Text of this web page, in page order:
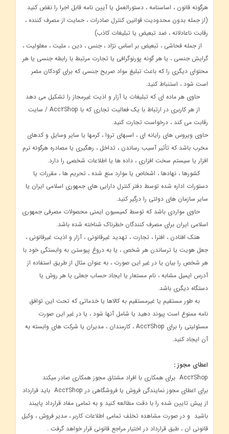
هرگونه قانون ، اساسنامه ، دستورالعمل یا آیین نامه قابل اجرا را نقض کنید
(از جمله بدون محدودیت قوانین کنترل صادرات ، حمایت از مصرف کننده ،
رقابت ناعادلانه ، ضد تبعیض یا تبلیغات کاذب)
از جمله فحاشی ، تبعیض بر اساس نژاد ، جنس ، دین ، ملیت ، معلولیت ،
گرایش جنسی ، یا هر گونه پورنوگرافی یا تجارت مرتبط با رابطه جنسی یا هر
محتوای دیگری را که باعث تبلیغ مواد صریح جنسی که برای کودکان مضر
است شود ، استنباط کنید.
حاوی هر ماده ای که تبلیغات یا آزار و اذیت غیرمجاز را تشکیل می دهد
از هر کاربری در ارتباط با یک فعالیت تجاری که با Acc2Shop / سایت
رقابت می کند ، درخواست تجارت کنید.
حاوی ویروس های رایانه ای ، اسبهای تروا ، کرمها یا سایر وسایل و کدهای
مخرب باشد که تأثیر آسیب رساندن ، تداخل ، رهگیری یا مصادره هرگونه نرم
افزار یا سیستم سخت افزاری ، داده ها یا اطلاعات شخصی را دارد.
کشورها ، نهادها ، اشخاص یا موارد منع شده ، تحریم ها ، مقررات یا
دستورات اداره شده توسط دفتر کنترل دارایی های جمهوری اسلامی ایران یا
سایر سازمان های دولتی را درگیر کنید.
حاوی مواردی باشد که توسط کمیسیون ایمنی محصولات مصرفی جمهوری
اسلامی ایران برای مصرف کنندگان خطرناک شناخته شده باشد.
هتک افتادن ، افترا ، تجارت ، تهدید غیرقانونی ، آزار و اذیت غیرقانونی ،
جعل هویت یا ترساندن هر شخص ، یا به دروغ پیوستن به وابستگی خود با
هر شخص را بیان یا در غیر این صورت ، به عنوان مثال از طریق استفاده از
آدرس ایمیل مشابه ، نام مستعار یا ایجاد حساب جعلی یا هر روش یا
دستگاه دیگری باشد.
به طور مستقیم یا غیرمستقیم به کالاها یا خدماتی که تحت این توافق
نامه ممنوع است پیوند دهید یا شامل آنها شود ، یا در غیر این صورت
مسئولیتی را برای Acc2Shop ، کارمندان ، مدیران یا شرکت های وابسته به
آن ایجاد کنید.
اعطای مجوز :
Acc2Shop برای همکاری با افراد مشتاق مجوز همکاری صادر میکند
برای اعطای مجوز نمایندگی فروش یا فروشگاهی در Acc2Shop باید قرارداد
از پیش تایین شده را با دقت مطالعه کنید و به تمامی مفاد قرارداد پایبند
باشید و در صورت مشاهده تخلف تمامی اطلاعات کاربر ، مدیر فروش ، وکیل
قانونی ان ، طبق قرارداد در اختیار مراجع قانونی قرار خواهد گرفت .